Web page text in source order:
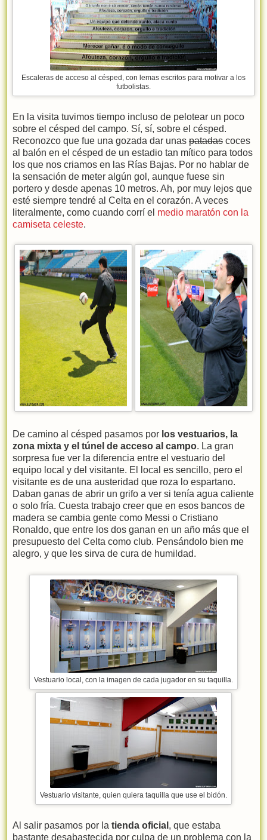
Escaleras de acceso al césped, con lemas escritos para motivar a los
futbolistas.
En la visita tuvimos tiempo incluso de pelotear un poco
sobre el césped del campo. Sí, sí, sobre el césped.
Reconozco que fue una gozada dar unas patadas coces
al balón en el césped de un estadio tan mítico para todos
los que nos criamos en las Rías Bajas. Por no hablar de
la sensación de meter algún gol, aunque fuese sin
portero y desde apenas 10 metros. Ah, por muy lejos que
esté siempre tendré al Celta en el corazón. A veces
literalmente, como cuando corrí el medio maratón con la
camiseta celeste.
De camino al césped pasamos por los vestuarios, la
zona mixta y el túnel de acceso al campo. La gran
sorpresa fue ver la diferencia entre el vestuario del
equipo local y del visitante. El local es sencillo, pero el
visitante es de una austeridad que roza lo espartano.
Daban ganas de abrir un grifo a ver si tenía agua caliente
o solo fría. Cuesta trabajo creer que en esos bancos de
madera se cambia gente como Messi o Cristiano
Ronaldo, que entre los dos ganan en un año más que el
presupuesto del Celta como club. Pensándolo bien me
alegro, y que les sirva de cura de humildad.
Vestuario local, con la imagen de cada jugador en su taquilla.
Vestuario visitante, quien quiera taquilla que use el bidón.
Al salir pasamos por la tienda oficial , que estaba
bastante desabastecida por culpa de un problema con la